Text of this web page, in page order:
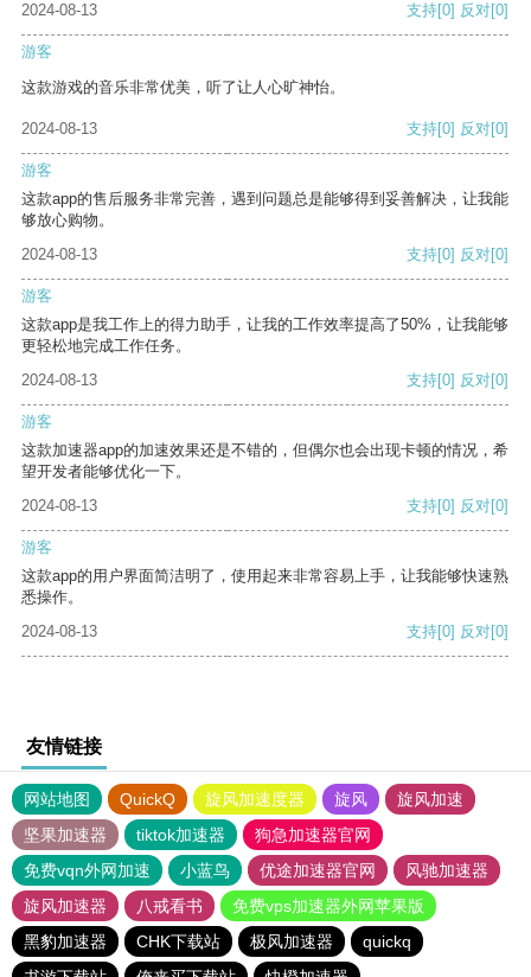
2024-08-13 支持[0] 反对[0]
游客
这款游戏的音乐非常优美，听了让人心旷神怡。
2024-08-13 支持[0] 反对[0]
游客
这款app的售后服务非常完善，遇到问题总是能够得到妥善解决，让我能
够放心购物。
2024-08-13
支持[0] 反对[0]
游客
这款app是我工作上的得力助手，让我的工作效率提高了50%，让我能够
更轻松地完成工作任务。
2024-08-13
支持[0] 反对[0]
游客
这款加速器app的加速效果还是不错的，但偶尔也会出现卡顿的情况，希
望开发者能够优化一下。
2024-08-13
支持[0] 反对[0]
游客
这款app的用户界面简洁明了，使用起来非常容易上手，让我能够快速熟
悉操作。
2024-08-13
支持[0] 反对[0]
友情链接
网站地图 QuickQ 旋风加速度器 旋风
旋风加速
坚果加速器
tiktok加速器
狗急加速器官网
免费vqn外网加速
小蓝鸟 优途加速器官网
风驰加速器
旋风加速器
八戒看书
免费vps加速器外网苹果版
黑豹加速器
CHK下载站 极风加速器
quickq